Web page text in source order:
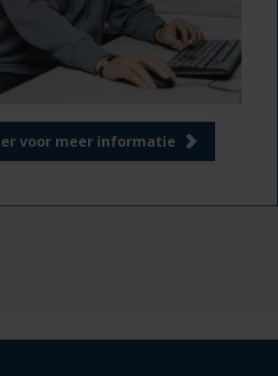
voor meer informatie